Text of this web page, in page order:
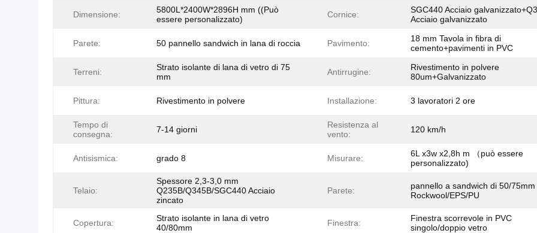
Dimensione:
5800L*2400W*2896H mm ((Può
essere personalizzato)
Cornice:
SGC440 Acciaio
Acciaio galvanizzato
Parete: 50 pannello sandwich in lana di roccia Pavimento:
18 mm Tavola in fibra di
cemento+pavimenti in PVC
Terreni:
Strato isolante di lana di vetro di 75
mm
Antirrugine:
Rivestimento in polvere
80um+Galvanizzato
Pittura: Rivestimento in polvere Installazione: 3 lavoratori 2 ore
Tempo di
consegna:
7-14 giorni
Resistenza al
vento:
120 km/h
Antisismica: grado 8 Misurare:
6L x3w x2,8h m （può essere
personalizzato)
Telaio:
Spessore 2,3-3,0 mm
Q235B/Q345B/SGC440 Acciaio
zincato
Parete:
pannello a sandwich di 50/75mm
Rockwool/EPS/PU
Copertura:
Strato isolante in lana di vetro
40/80mm
Finestra:
Finestra scorrevole in PVC
singolo/doppio vetro